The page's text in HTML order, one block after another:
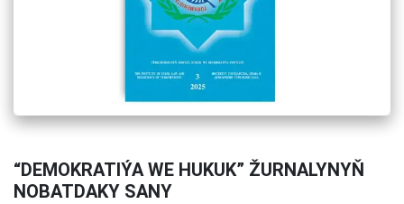
“DEMOKRATIÝA WE HUKUK” ŽURNALYNYŇ
NOBATDAKY SANY